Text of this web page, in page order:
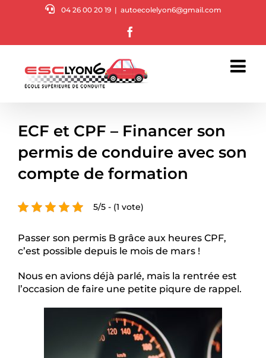
04 26 00 20 19 | autoecolelyon6@gmail.com
ECF et CPF – Financer son
permis de conduire avec son
compte de formation
5/5 - (1 vote)
Passer son permis B grâce aux heures CPF,
c’est possible depuis le mois de mars !
Nous en avions déjà parlé, mais la rentrée est
l’occasion de faire une petite piqure de rappel.